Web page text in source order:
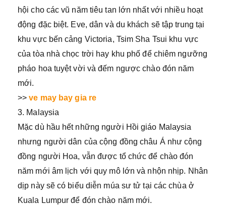
hội cho các vũ năm tiêu tan lớn nhất với nhiều hoạt
động đặc biệt. Eve, dân và du khách sẽ tập trung tại
khu vực bến cảng Victoria, Tsim Sha Tsui khu vực
của tòa nhà chọc trời hay khu phố để chiêm ngưỡng
pháo hoa tuyệt vời và đếm ngược chào đón năm
mới.
>>ve may bay gia re
3. Malaysia
Mặc dù hầu hết những người Hồi giáo Malaysia
nhưng người dân của cộng đồng châu Á như cộng
đồng người Hoa, vẫn được tổ chức để chào đón
năm mới âm lịch với quy mô lớn và nhộn nhịp. Nhân
dịp này sẽ có biểu diễn múa sư tử tại các chùa ở
Kuala Lumpur để đón chào năm mới.